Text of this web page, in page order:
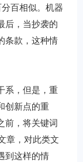
百相似。机器
后，当抄袭的
条款，这种情
系，但是，重
创新点的重
前，将关键词
章，对此类文
到这样的情